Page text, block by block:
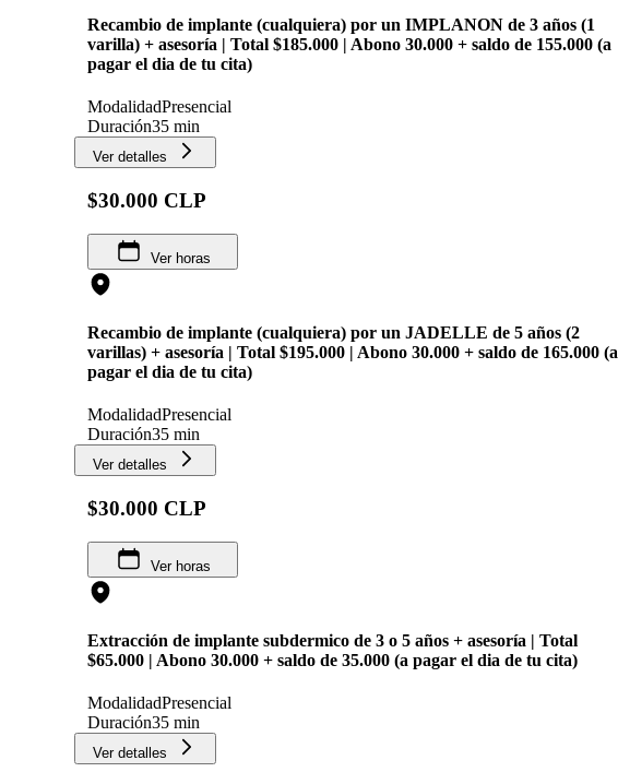
Recambio de implante (cualquiera) por un IMPLANON de 3 años (1
varilla) + asesoría | Total $185.000 | Abono 30.000 + saldo de 155.000 (a
pagar el dia de tu cita)
ModalidadPresencial
Duración35 min
Ver detalles
$30.000 CLP
Ver horas
Recambio de implante (cualquiera) por un JADELLE de 5 años (2
varillas) + asesoría | Total $195.000 | Abono 30.000 + saldo de 165.000 (a
pagar el dia de tu cita)
ModalidadPresencial
Duración35 min
Ver detalles
$30.000 CLP
Ver horas
Extracción de implante subdermico de 3 o 5 años + asesoría | Total
$65.000 | Abono 30.000 + saldo de 35.000 (a pagar el dia de tu cita)
ModalidadPresencial
Duración35 min
Ver detalles